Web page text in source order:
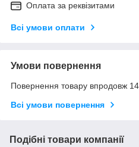
Оплата за реквізитами
Всі умови оплати
Умови повернення
Повернення товару впродовж
Всі умови повернення
Подібні товари компанії